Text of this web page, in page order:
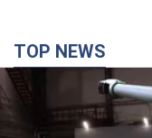
Кремль
остался почти